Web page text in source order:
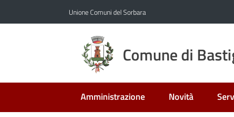
Unione Comuni del Sorbara
Comune di
Amministrazione Novità